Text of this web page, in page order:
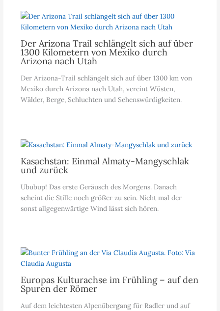
Der Arizona Trail schlängelt sich auf über
1300 Kilometern von Mexiko durch
Arizona nach Utah
Der Arizona-Trail schlängelt sich auf über 1300 km von
Mexiko durch Arizona nach Utah, vereint Wüsten,
Wälder, Berge, Schluchten und Sehenswürdigkeiten.
Kasachstan: Einmal Almaty-Mangyschlak
und zurück
Ububup! Das erste Geräusch des Morgens. Danach
scheint die Stille noch größer zu sein. Nicht mal der
sonst allgegenwärtige Wind lässt sich hören.
Europas Kulturachse im Frühling – auf den
Spuren der Römer
Auf dem leichtesten Alpenübergang für Radler und auf